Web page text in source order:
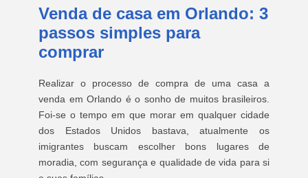
Venda de casa em Orlando: 3
passos simples para
comprar
Realizar o processo de compra de uma casa a
venda em Orlando é o sonho de muitos brasileiros.
Foi-se o tempo em que morar em qualquer cidade
dos Estados Unidos bastava, atualmente os
imigrantes buscam escolher bons lugares de
moradia, com segurança e qualidade de vida para si